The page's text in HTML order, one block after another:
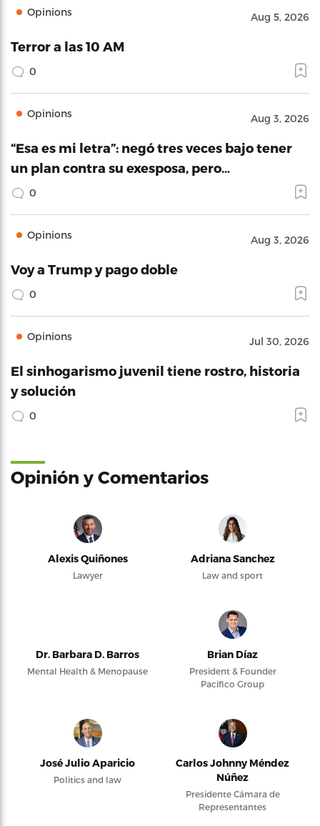
Opinions Aug 5, 2026
Terror a las 10 AM
0
Opinions Aug 3, 2026
“Esa es mi letra”: negó tres veces bajo tener
un plan contra su exesposa, pero…
0
Opinions Aug 3, 2026
Voy a Trump y pago doble
0
Opinions Jul 30, 2026
El sinhogarismo juvenil tiene rostro, historia
y solución
0
Opinión y Comentarios
Alexis Quiñones
Lawyer
Adriana Sanchez
Law and sport
Dr. Barbara D. Barros
Mental Health & Menopause
Brian Díaz
President & Founder
Pacifico Group
José Julio Aparicio
Politics and law
Carlos Johnny Méndez
Núñez
Presidente Cámara de
Representantes